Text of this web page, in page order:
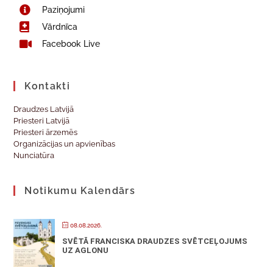
Paziņojumi
Vārdnīca
Facebook Live
Kontakti
Draudzes Latvijā
Priesteri Latvijā
Priesteri ārzemēs
Organizācijas un apvienības
Nunciatūra
Notikumu Kalendārs
08.08.2026.
SVĒTĀ FRANCISKA DRAUDZES SVĒTCEĻOJUMS
UZ AGLONU